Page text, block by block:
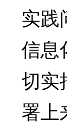
实践
信息
切实
署上